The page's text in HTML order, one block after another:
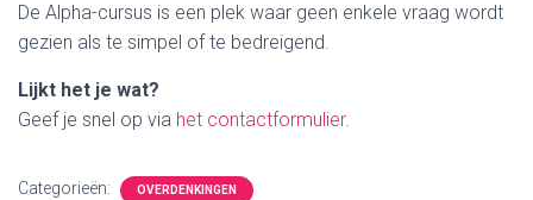
De Alpha-cursus is een plek waar geen enkele vraag wordt
gezien als te simpel of te bedreigend.
Lijkt het je wat?
Geef je snel op via het contactformulier.
Categorieën: OVERDENKINGEN